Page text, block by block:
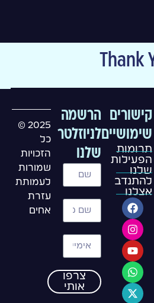
Thank
קישורים
שימושיים
תרומות
הפעילות
שלנו
להתנדב
אצלנו
הרשמה
לניוזלטר
שלנו
צרפו
אותי
2025 ©
כל
הזכויות
שמורות
לעמותת
עזרת
אחים